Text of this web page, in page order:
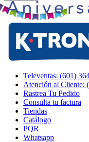
Televentas: (601)
Atención al Cliente:
Rastrea Tu Pedido
Consulta tu factura
Tiendas
Catálogo
PQR
Whatsapp